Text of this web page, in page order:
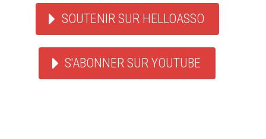
SOUTENIR SUR HELLOASSO
S'ABONNER SUR YOUTUBE